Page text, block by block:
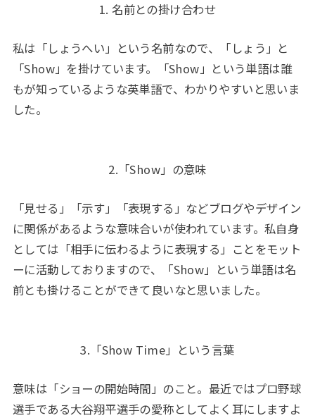
1. 名前との掛け合わせ
私は「しょうへい」という名前なので、「しょう」と
「Show」を掛けています。「Show」という単語は誰
もが知っているような英単語で、わかりやすいと思いま
した。
2.「Show」の意味
「見せる」「示す」「表現する」などブログやデザイン
に関係があるような意味合いが使われています。私自身
としては「相手に伝わるように表現する」ことをモット
ーに活動しておりますので、「Show」という単語は名
前とも掛けることができて良いなと思いました。
3.「Show Time」という言葉
意味は「ショーの開始時間」のこと。最近ではプロ野球
選手である大谷翔平選手の愛称としてよく耳にしますよ